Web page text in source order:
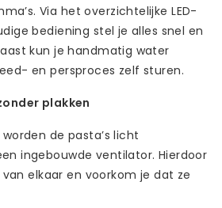
Via het overzichtelijke LED-
bediening stel je alles snel en
kun je handmatig water
en persproces zelf sturen.
plakken
de pasta’s licht
ingebouwde ventilator. Hierdoor
van elkaar en voorkom je dat ze